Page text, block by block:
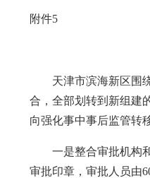
附件5
天津市滨海新区围绕
合，全部划转到新组建
向强化事中事后监管转
一是整合审批机构和
审批印章，审批人员由